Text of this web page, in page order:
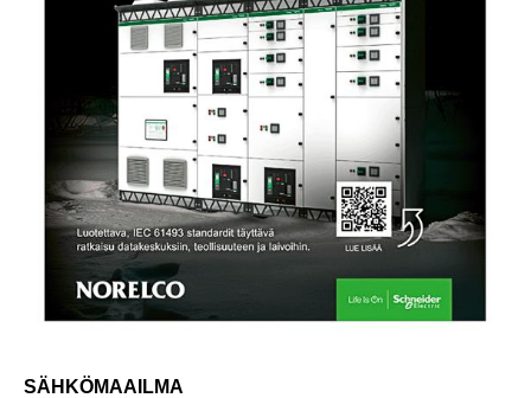
SÄHKÖMAAILMA